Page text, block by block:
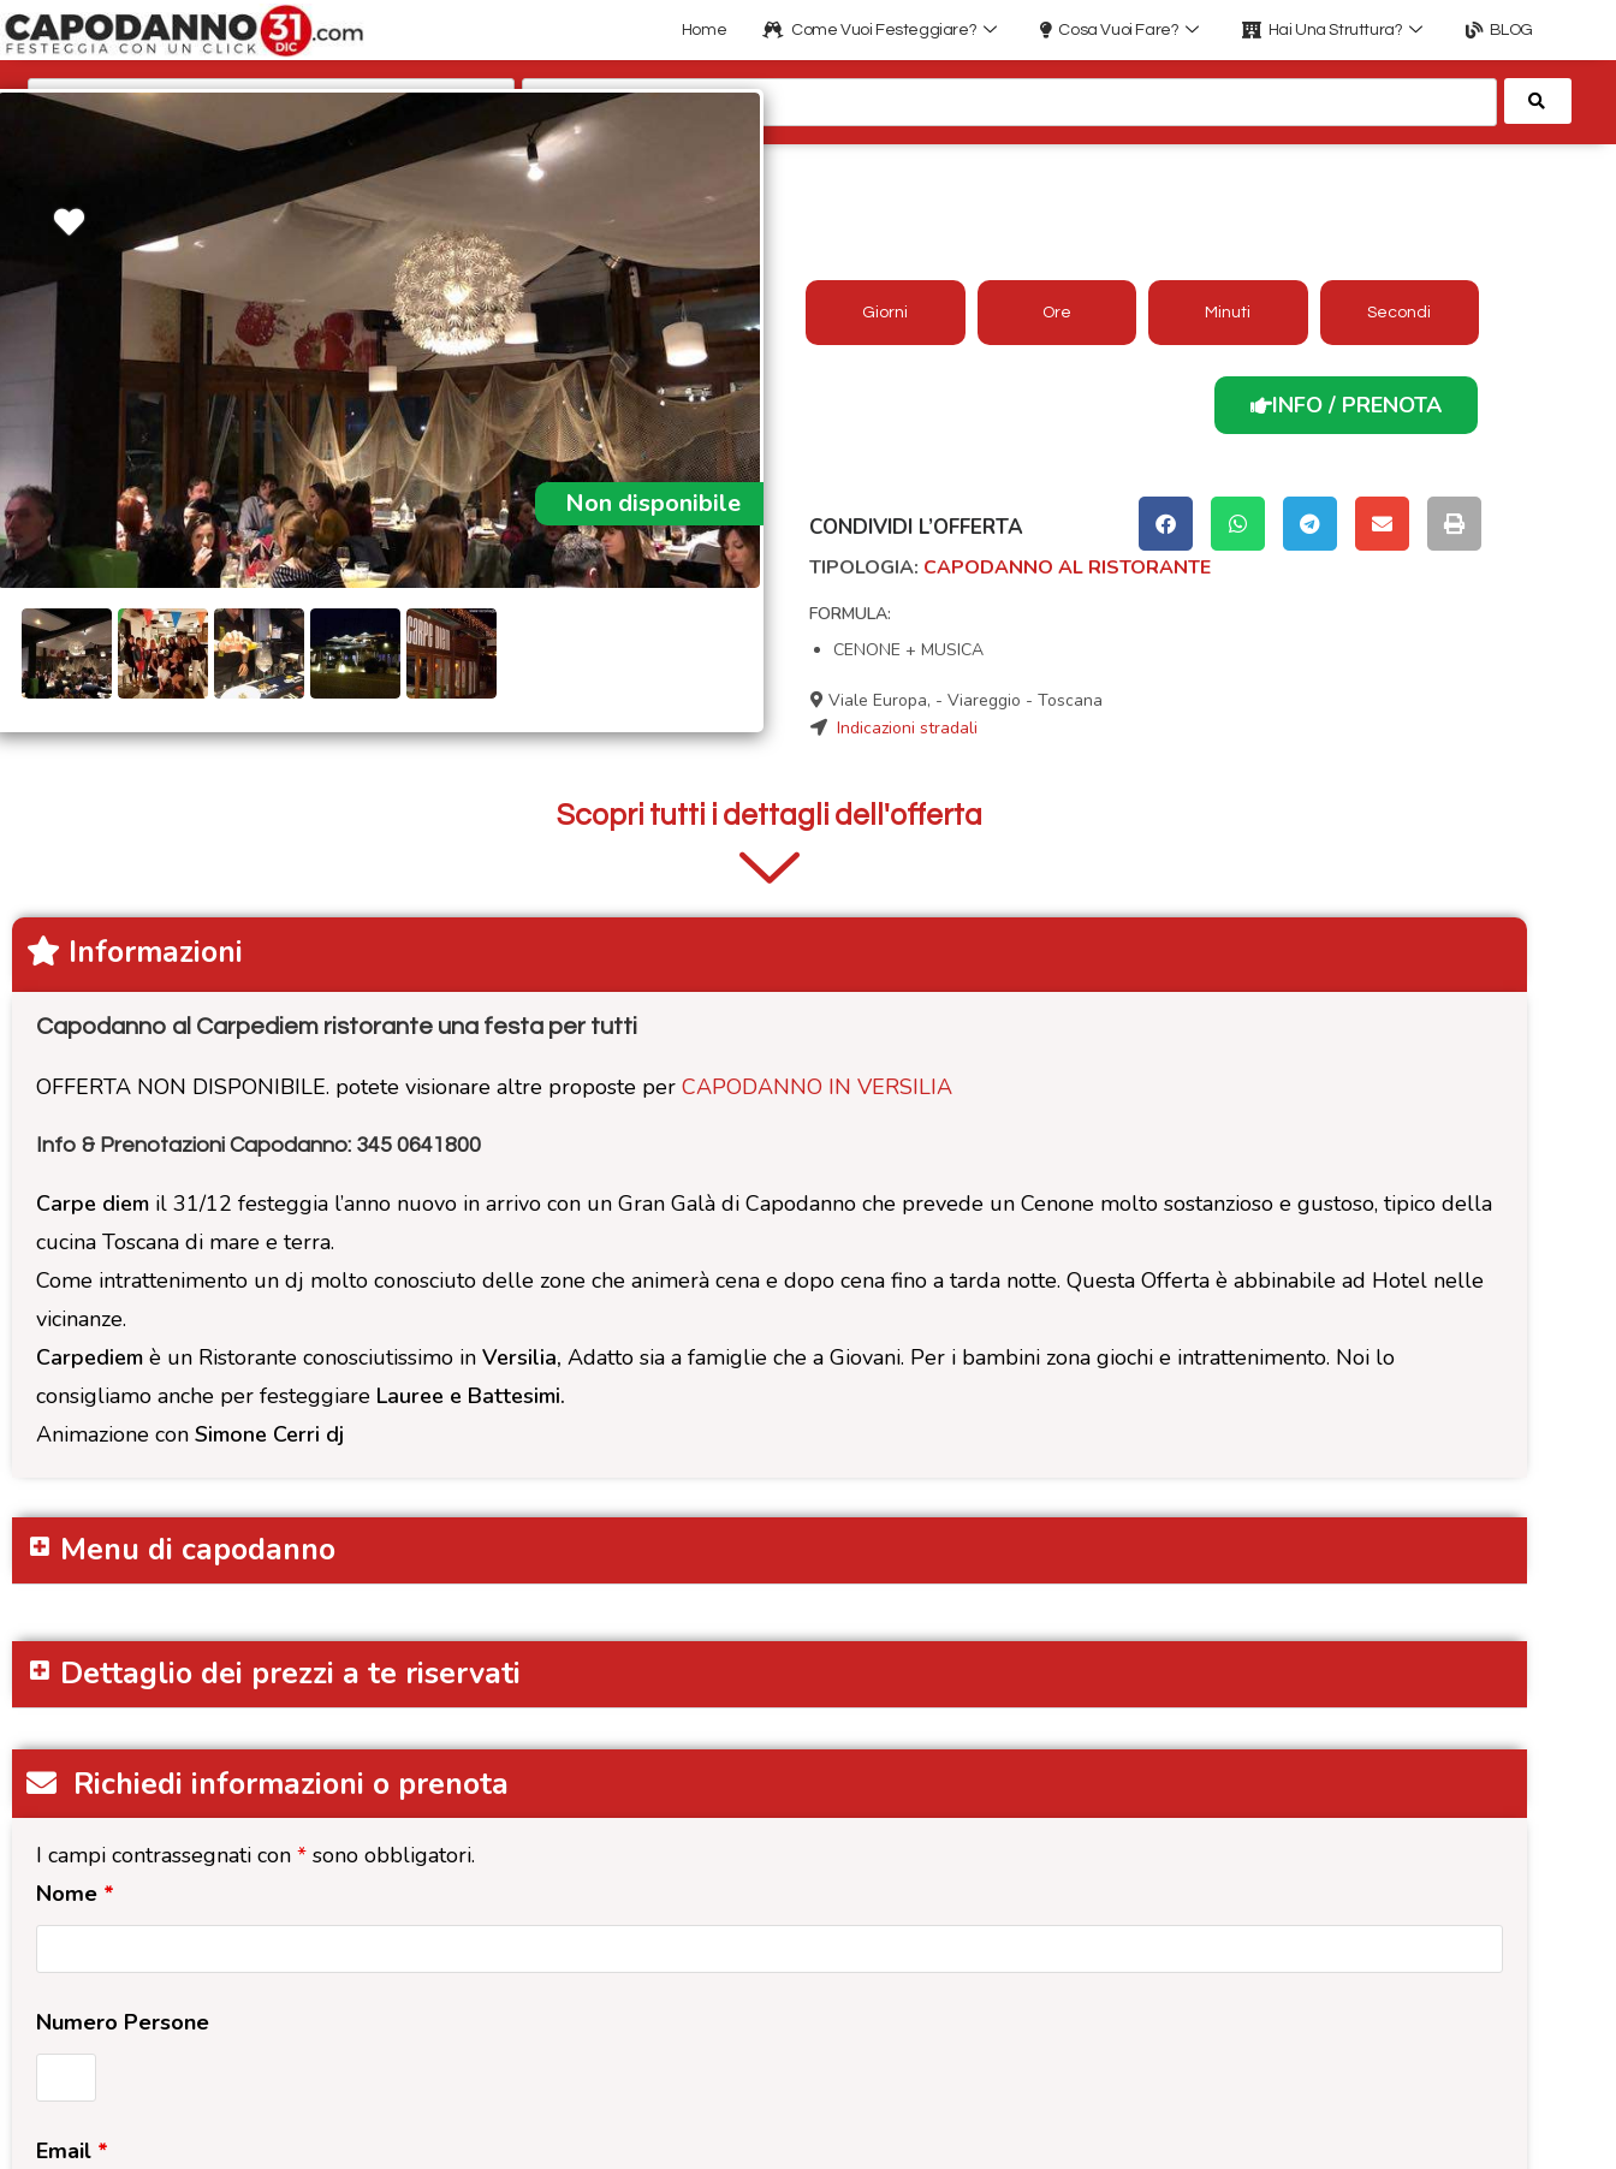
Home Come Vuoi Festeggiare? Cosa Vuoi Fare? Hai Una Struttura? BLOG
Giorni Ore Minuti Secondi
INFO / PRENOTA
Non disponibile
CONDIVIDI L’OFFERTA
TIPOLOGIA: CAPODANNO AL RISTORANTE
FORMULA:
CENONE + MUSICA
Viale Europa, - Viareggio - Toscana
Indicazioni stradali
Scopri tutti i dettagli dell'offerta
Informazioni
Capodanno al Carpediem ristorante una festa per tutti
OFFERTA NON DISPONIBILE. potete visionare altre proposte perCAPODANNO IN VERSILIA
Info & Prenotazioni Capodanno: 345 0641800
Carpe diem il 31/12 festeggia l’anno nuovo in arrivo con un Gran Galà di Capodanno che prevede un Cenone molto sostanzioso e gustoso, tipico della
cucina Toscana di mare e terra.
Come intrattenimento un dj molto conosciuto delle zone che animerà cena e dopo cena fino a tarda notte. Questa Offerta è abbinabile ad Hotel nelle
vicinanze.
Carpediem è un Ristorante conosciutissimo in Versilia, Adatto sia a famiglie che a Giovani. Per i bambini zona giochi e intrattenimento. Noi lo
consigliamo anche per festeggiare Lauree e Battesimi.
Animazione con Simone Cerri dj
Menu di capodanno
Dettaglio dei prezzi a te riservati
Richiedi informazioni o prenota
I campi contrassegnati con* sono obbligatori.
Nome *
Numero Persone
Email *